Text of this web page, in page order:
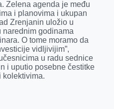
Zelena agenda je među
i planovima i ukupan
Zrenjanin uložio u
narednim godinama
O tome moramo da
vidljivijim”,
u radu sednice
i uputio posebne čestitke
kolektivima.